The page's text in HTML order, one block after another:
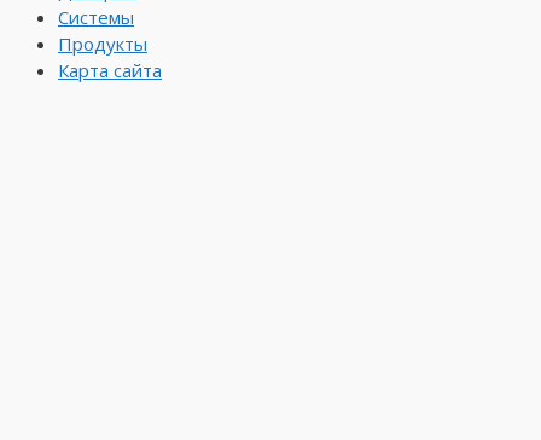
Системы
Продукты
Карта сайта